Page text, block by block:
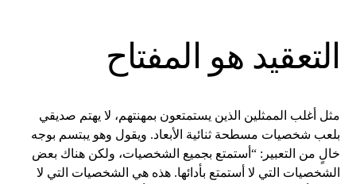
التعقيد هو المفتاح
مثل أغلب الممثلين الذين يستمتعون بمهنتهم، لا يهتم صديقي
بلعب شخصيات مسطحة ثنائية الأبعاد. ويقول وهو يبتسم بوجه
خالٍ من التعبير: “أستمتع بجميع الشخصيات، ولكن هناك بعض
الشخصيات التي لا أستمتع بأدائها. هذه هي الشخصيات التي لا